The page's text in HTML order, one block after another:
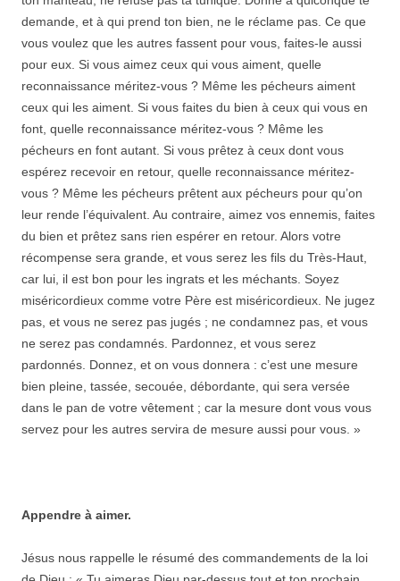
demande, et à qui prend ton bien, ne le réclame pas. Ce que
vous voulez que les autres fassent pour vous, faites-le aussi
pour eux. Si vous aimez ceux qui vous aiment, quelle
reconnaissance méritez-vous ? Même les pécheurs aiment
ceux qui les aiment. Si vous faites du bien à ceux qui vous en
font, quelle reconnaissance méritez-vous ? Même les
pécheurs en font autant. Si vous prêtez à ceux dont vous
espérez recevoir en retour, quelle reconnaissance méritez-
vous ? Même les pécheurs prêtent aux pécheurs pour qu’on
leur rende l’équivalent. Au contraire, aimez vos ennemis, faites
du bien et prêtez sans rien espérer en retour. Alors votre
récompense sera grande, et vous serez les fils du Très-Haut,
car lui, il est bon pour les ingrats et les méchants. Soyez
miséricordieux comme votre Père est miséricordieux. Ne jugez
pas, et vous ne serez pas jugés ; ne condamnez pas, et vous
ne serez pas condamnés. Pardonnez, et vous serez
pardonnés. Donnez, et on vous donnera : c’est une mesure
bien pleine, tassée, secouée, débordante, qui sera versée
dans le pan de votre vêtement ; car la mesure dont vous vous
servez pour les autres servira de mesure aussi pour vous. »
Appendre à aimer.
Jésus nous rappelle le résumé des commandements de la loi